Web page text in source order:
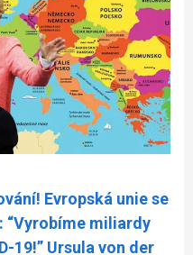
Evropská unie se
“Vyrobíme miliardy
19!” Ursula von der